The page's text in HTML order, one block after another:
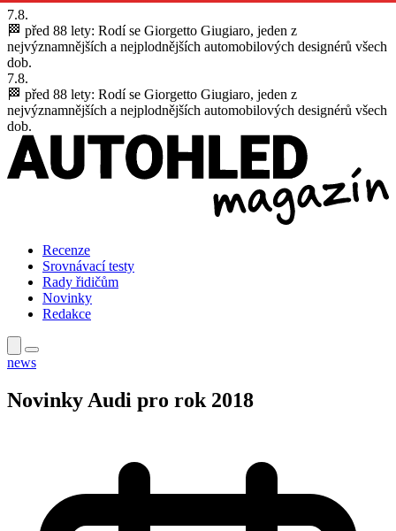
7.8.
🏁 před 88 lety: Rodí se Giorgetto Giugiaro, jeden z
nejvýznamnějších a nejplodnějších automobilových designérů všech
dob.
7.8.
🏁 před 88 lety: Rodí se Giorgetto Giugiaro, jeden z
nejvýznamnějších a nejplodnějších automobilových designérů všech
dob.
Recenze
Srovnávací testy
Rady řidičům
Novinky
Redakce
news
Novinky Audi pro rok 2018